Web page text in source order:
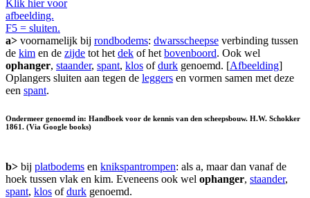
Klik hier voor
afbeelding.
F5 = sluiten.
a> voornamelijk bij rondbodems: dwarsscheepse verbinding tussen
de kim en de zijde tot het dek of het bovenboord. Ook wel
ophanger, staander, spant, klos ofdurk genoemd. [Afbeelding]
Oplangers sluiten aan tegen de leggers en vormen samen met deze
een spant.
Ondermeer genoemd in: Handboek voor de kennis van den scheepsbouw. H.W. Schokker
1861. (Via Google books)
b> bij platbodems en knikspantrompen: als a, maar dan vanaf de
hoek tussen vlak en kim. Eveneens ook wel ophanger, staander,
spant, klos ofdurk genoemd.